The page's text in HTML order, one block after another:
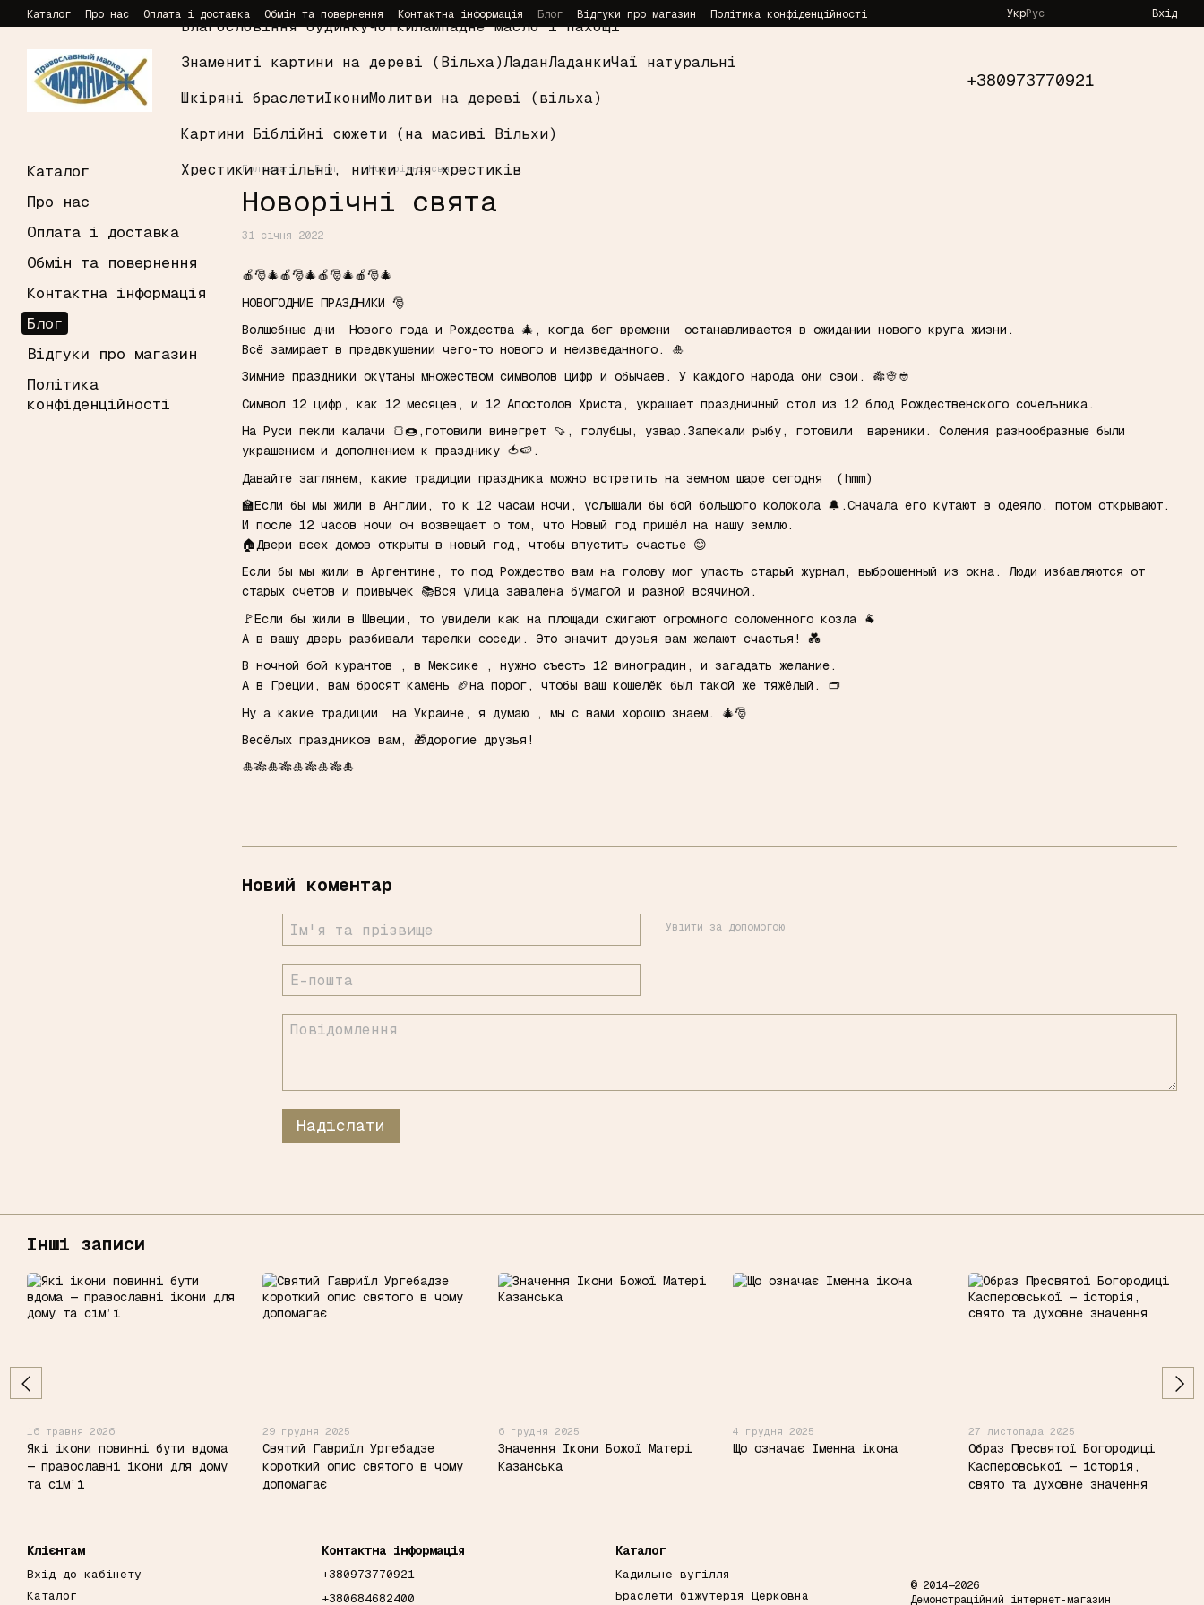
Перейти до основного контенту
Каталог Про нас Оплата і доставка Обмін та повернення Контактна інформація Блог Відгуки про магазин Політика конфіденційності УкрРус Вхід
Благословіння будинкуЧоткиЛампадне масло і пахощі
Знамениті картини на дереві (Вільха)ЛаданЛаданкиЧаї натуральні
Шкіряні браслетиІкониМолитви на дереві (вільха)
Картини Біблійні сюжети (на масиві Вільхи)
Хрестики натільні, нитки для хрестиків
+380973770921
Головна Блог Новорічні свята
Новорічні свята
31 січня 2022
🍎🎅🎄🍎🎅🎄🍎🎅🎄🍎🎅🎄
НОВОГОДНИЕ ПРАЗДНИКИ 🎅
Волшебные дни Нового года и Рождества 🎄, когда бег времени останавливается в ожидании нового круга жизни.
Всё замирает в предвкушении чего-то нового и неизведанного. 🎍
Зимние праздники окутаны множеством символов цифр и обычаев. У каждого народа они свои. 🎋👳👲
Символ 12 цифр, как 12 месяцев, и 12 Апостолов Христа, украшает праздничный стол из 12 блюд Рождественского сочельника.
На Руси пекли калачи 🍞🍩,готовили винегрет 🍠, голубцы, узвар.Запекали рыбу, готовили вареники. Соления разнообразные были
украшением и дополнением к празднику 🍅🍉.
Давайте заглянем, какие традиции праздника можно встретить на земном шаре сегодня (hmm)
🏫Если бы мы жили в Англии, то к 12 часам ночи, услышали бы бой большого колокола 🔔.Сначала его кутают в одеяло, потом открывают.
И после 12 часов ночи он возвещает о том, что Новый год пришёл на нашу землю.
🏠Двери всех домов открыты в новый год, чтобы впустить счастье 😊
Если бы мы жили в Аргентине, то под Рождество вам на голову мог упасть старый журнал, выброшенный из окна. Люди избавляются от
старых счетов и привычек 📚Вся улица завалена бумагой и разной всячиной.
🚩Если бы жили в Швеции, то увидели как на площади сжигают огромного соломенного козла 🐐
А в вашу дверь разбивали тарелки соседи. Это значит друзья вам желают счастья! 💑
В ночной бой курантов , в Мексике , нужно съесть 12 виноградин, и загадать желание.
А в Греции, вам бросят камень 🏈на порог, чтобы ваш кошелёк был такой же тяжёлый. 👝
Ну а какие традиции на Украине, я думаю , мы с вами хорошо знаем. 🎄🎅
Весёлых праздников вам, 🎁дорогие друзья!
🎍🎋🎍🎋🎍🎋🎍🎋🎍
Новий коментар
Увійти за допомогою
Надіслати
Каталог
Про нас
Оплата і доставка
Обмін та повернення
Контактна інформація
Блог
Відгуки про магазин
Політика
конфіденційності
Інші записи
16 травня 2026
Які ікони повинні бути вдома
— православні ікони для дому
та сім’ї
29 грудня 2025
Святий Гавриїл Ургебадзе
короткий опис святого в чому
допомагає
6 грудня 2025
Значення Ікони Божої Матері
Казанська
4 грудня 2025
Що означає Іменна ікона
27 листопада 2025
Образ Пресвятої Богородиці
Касперовської — історія,
свято та духовне значення
Клієнтам
Вхід до кабінету
Каталог
Контактна інформація
+380973770921
+380684682400
Каталог
Кадильне вугілля
Браслети біжутерія Церковна
© 2014—2026
Демонстраційний інтернет-магазин